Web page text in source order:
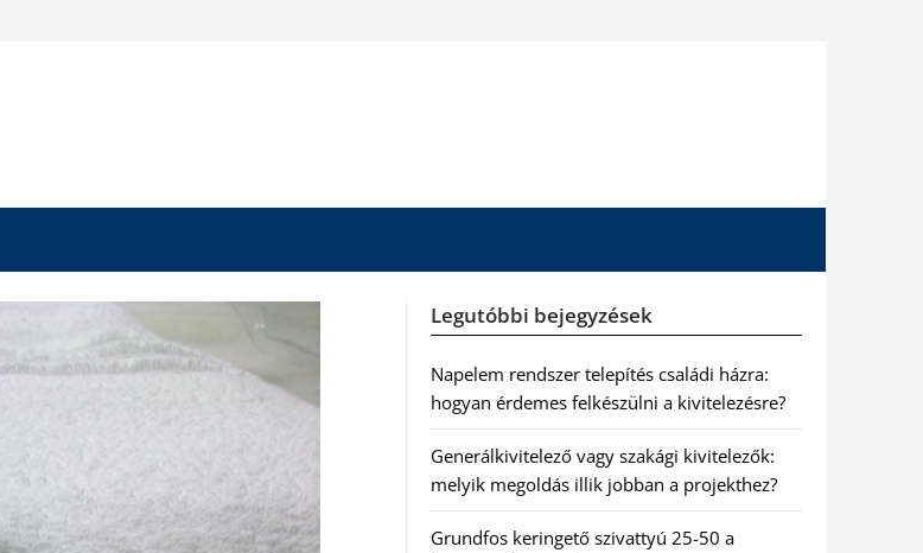
Legutóbbi bejegyzések
Napelem rendszer telepítés családi házra:
hogyan érdemes felkészülni a kivitelezésre?
Generálkivitelező vagy szakági kivitelezők:
melyik megoldás illik jobban a projekthez?
Grundfos keringető szivattyú 25-50 a